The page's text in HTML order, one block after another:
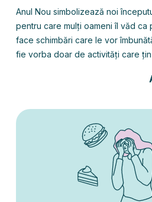
Anul Nou simbolizează noi
pentru care mulți oameni îl văd
face schimbări care le vor
fie vorba doar de activități care